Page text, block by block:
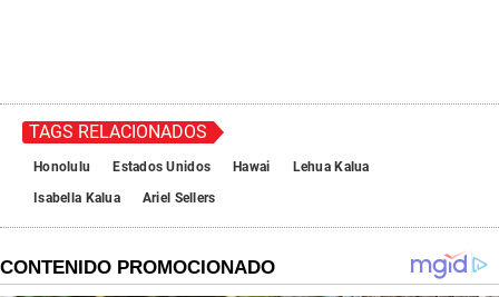
TAGS RELACIONADOS
Honolulu Estados Unidos Hawai
Lehua Kalua
Isabella Kalua
Ariel Sellers